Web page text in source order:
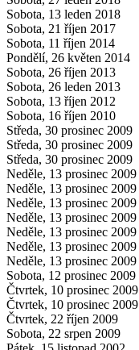
Sobota, 13 leden 2018
Sobota, 21 říjen 2017
Sobota, 11 říjen 2014
Pondělí, 26 květen 2014
Sobota, 26 říjen 2013
Sobota, 26 leden 2013
Sobota, 13 říjen 2012
Sobota, 16 říjen 2010
Středa, 30 prosinec 2009
Středa, 30 prosinec 2009
Středa, 30 prosinec 2009
Neděle, 13 prosinec 2009
Neděle, 13 prosinec 2009
Neděle, 13 prosinec 2009
Neděle, 13 prosinec 2009
Neděle, 13 prosinec 2009
Neděle, 13 prosinec 2009
Neděle, 13 prosinec 2009
Sobota, 12 prosinec 2009
Čtvrtek, 10 prosinec 2009
Čtvrtek, 10 prosinec 2009
Čtvrtek, 22 říjen 2009
Sobota, 22 srpen 2009